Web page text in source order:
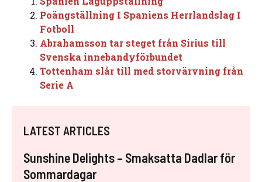
Poängställning I Spaniens Herrlandslag I
Fotboll
Abrahamsson tar steget från Sirius till
Svenska innebandyförbundet
Tottenham slår till med storvärvning från
Serie A
LATEST ARTICLES
Sunshine Delights – Smaksatta Dadlar för
Sommardagar